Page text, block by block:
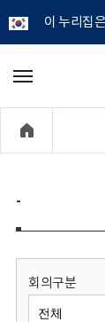
이 누리집
메
기
-
회의구분